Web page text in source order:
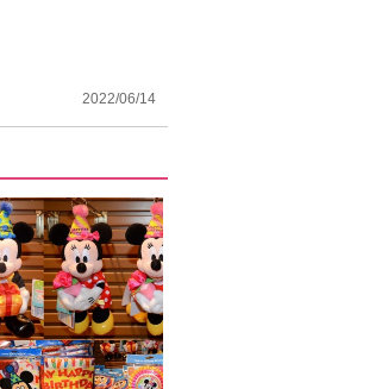
2022/06/14